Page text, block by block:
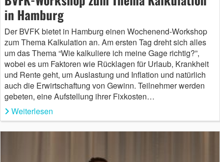
in Hamburg
Der BVFK bietet in Hamburg einen Wochenend-Workshop
zum Thema Kalkulation an. Am ersten Tag dreht sich alles
um das Thema “Wie kalkuliere ich meine Gage richtig?”,
wobei es um Faktoren wie Rücklagen für Urlaub, Krankheit
und Rente geht, um Auslastung und Inflation und natürlich
auch die Erwirtschaftung von Gewinn. Teilnehmer werden
gebeten, eine Aufstellung ihrer Fixkosten…
Weiterlesen